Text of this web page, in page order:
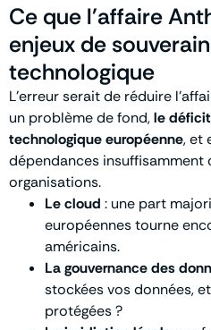
Ce que l'affaire
enjeux de
technologique
L’erreur serait de réduire
un problème de fond,le
technologique européenne, et
dépendances insuffisamment
organisations.
Lecloud : une part
européennes tourne
américains.
La gouvernance des
stockées vos données,
protégées ?